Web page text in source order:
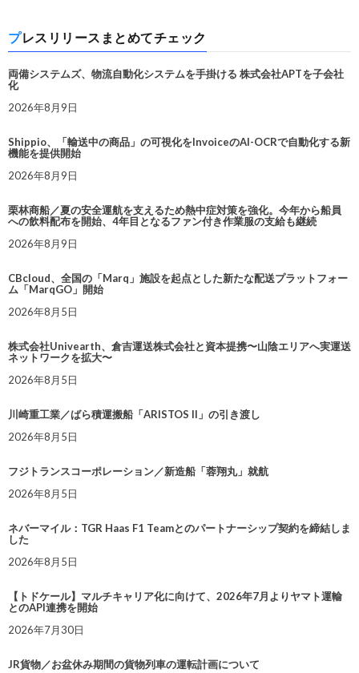
プレスリリースまとめてチェック
両備システムズ、物流自動化システムを手掛ける 株式会社APTを子会社
化
2026年8月9日
Shippio、「輸送中の商品」の可視化をInvoiceのAI-OCRで自動化する新
機能を提供開始
2026年8月9日
栗林商船／夏の安全運航を支えるため熱中症対策を強化。今年から船員
への飲料配布を開始、4年目となるファン付き作業服の支給も継続
2026年8月9日
CBcloud、全国の「Marq」施設を起点とした新たな配送プラットフォー
ム「MarqGO」開始
2026年8月5日
株式会社Univearth、倉吉運送株式会社と資本提携〜山陰エリアへ実運送
ネットワークを拡大〜
2026年8月5日
川崎重工業／ばら積運搬船「ARISTOS II」の引き渡し
2026年8月5日
フジトランスコーポレーション／新造船「蓉翔丸」就航
2026年8月5日
ネバーマイル：TGR Haas F1 Teamとのパートナーシップ契約を締結しま
した
2026年8月5日
【トドケール】マルチキャリア化に向けて、2026年7月よりヤマト運輸
とのAPI連携を開始
2026年7月30日
JR貨物／お盆休み期間の貨物列車の運転計画について